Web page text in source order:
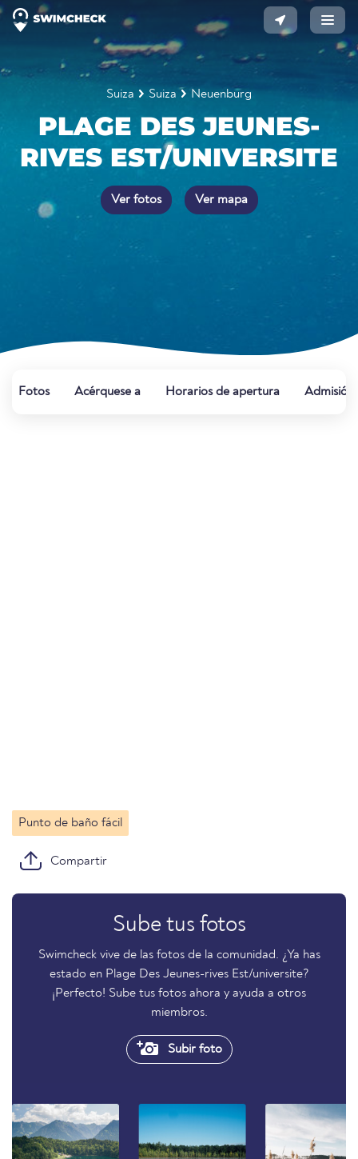
Suiza Suiza Neuenburg
PLAGE DES JEUNES-
RIVES EST/UNIVERSITE
Ver fotos Ver mapa
Fotos Acérquese a Horarios de apertura Admisión
Punto de baño fácil
Compartir
Sube tus fotos
Swimcheck vive de las fotos de la comunidad. ¿Ya has
estado en Plage Des Jeunes-rives Est/universite?
¡Perfecto! Sube tus fotos ahora y ayuda a otros
miembros.
Subir foto